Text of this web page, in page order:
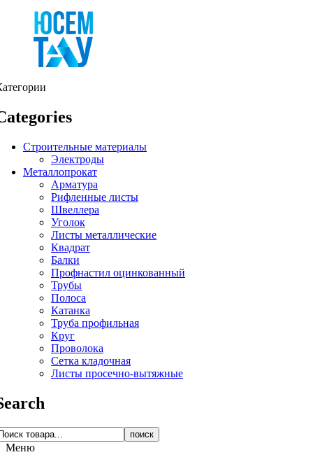
Строительные материалы
Электроды
Металлопрокат
Арматура
Рифленные листы
Швеллера
Уголок
Листы металлические
Квадрат
Балки
Профнастил оцинкованный
Трубы
Полоса
Катанка
Труба профильная
Круг
Проволока
Сетка кладочная
Листы просечно-вытяжные
поиск
Меню